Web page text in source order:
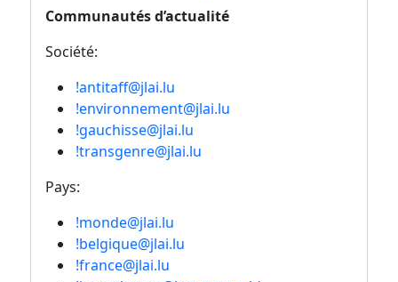
Communautés d’actualité
Société:
!antitaff@jlai.lu
!environnement@jlai.lu
!gauchisse@jlai.lu
!transgenre@jlai.lu
Pays:
!monde@jlai.lu
!belgique@jlai.lu
!france@jlai.lu